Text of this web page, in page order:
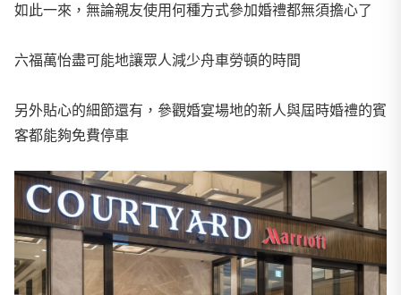
如此一來，無論親友使用何種方式參加婚禮都無須擔心了
六福萬怡盡可能地讓眾人減少舟車勞頓的時間
另外貼心的細節還有，參觀婚宴場地的新人與屆時婚禮的賓
客都能夠免費停車